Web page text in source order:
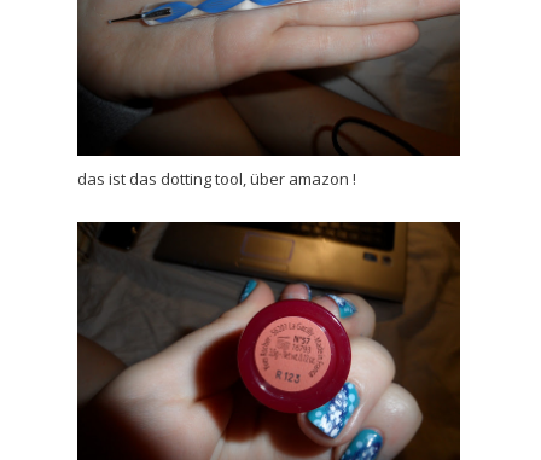
das ist das dotting tool, über amazon !